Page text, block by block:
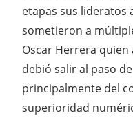
etapas sus lideratos
sometieron a
Oscar Herrera
debió salir al paso
principalmente del
superioridad